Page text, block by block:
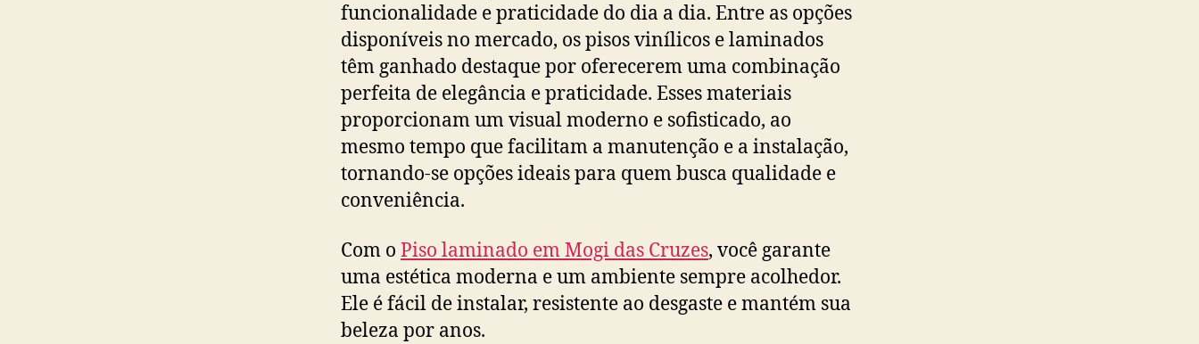
funcionalidade e praticidade do dia a dia. Entre as opções
disponíveis no mercado, os pisos vinílicos e laminados
têm ganhado destaque por oferecerem uma combinação
perfeita de elegância e praticidade. Esses materiais
proporcionam um visual moderno e sofisticado, ao
mesmo tempo que facilitam a manutenção e a instalação,
tornando-se opções ideais para quem busca qualidade e
conveniência.
Com o Piso laminado em Mogi das Cruzes, você garante
uma estética moderna e um ambiente sempre acolhedor.
Ele é fácil de instalar, resistente ao desgaste e mantém sua
beleza por anos.